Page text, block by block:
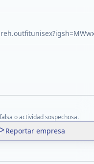
o actividad sospechosa.
Reportar empresa